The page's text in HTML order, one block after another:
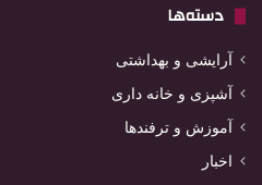
دسته‌ها
آرایشی و بهداشتی
آشپزی و خانه داری
آموزش و ترفندها
اخبار